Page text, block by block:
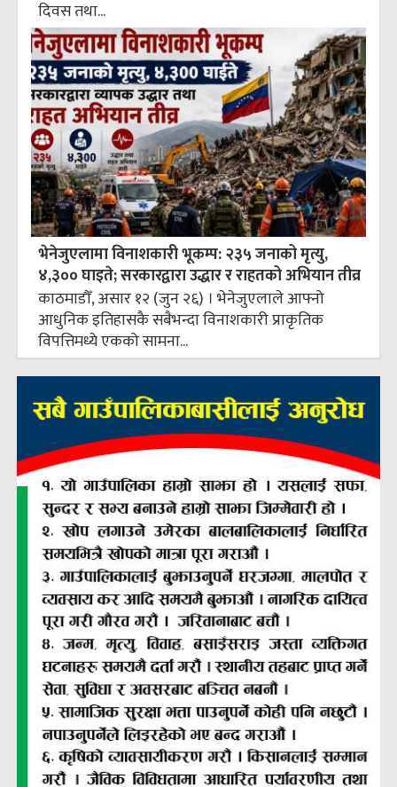
दिवस तथा...
भेनेजुएलामा विनाशकारी भूकम्प: २३५ जनाको मृत्यु,
४,३०० घाइते; सरकारद्वारा उद्धार र राहतको अभियान तीव्र
काठमाडौँ, असार १२ (जुन २६) । भेनेजुएलाले आफ्नो
आधुनिक इतिहासकै सबैभन्दा विनाशकारी प्राकृतिक
विपत्तिमध्ये एकको सामना...